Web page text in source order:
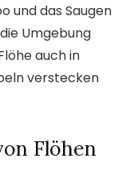
und das Saugen
Umgebung
auch in
verstecken
Flöhen